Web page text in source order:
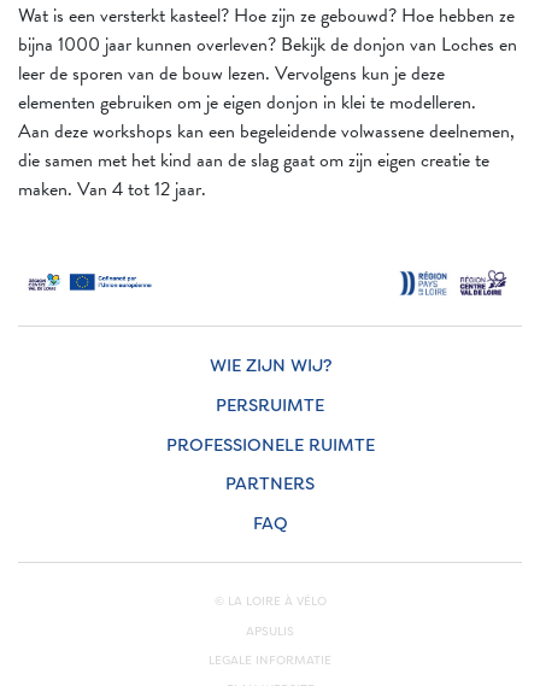
Wat is een versterkt kasteel? Hoe zijn ze gebouwd? Hoe hebben ze
bijna 1000 jaar kunnen overleven? Bekijk de donjon van Loches en
leer de sporen van de bouw lezen. Vervolgens kun je deze
elementen gebruiken om je eigen donjon in klei te modelleren.
Aan deze workshops kan een begeleidende volwassene deelnemen,
die samen met het kind aan de slag gaat om zijn eigen creatie te
maken. Van 4 tot 12 jaar.
WIE ZIJN WIJ?
PERSRUIMTE
PROFESSIONELE RUIMTE
PARTNERS
FAQ
© LA LOIRE À VÉLO
APSULIS
LEGALE INFORMATIE